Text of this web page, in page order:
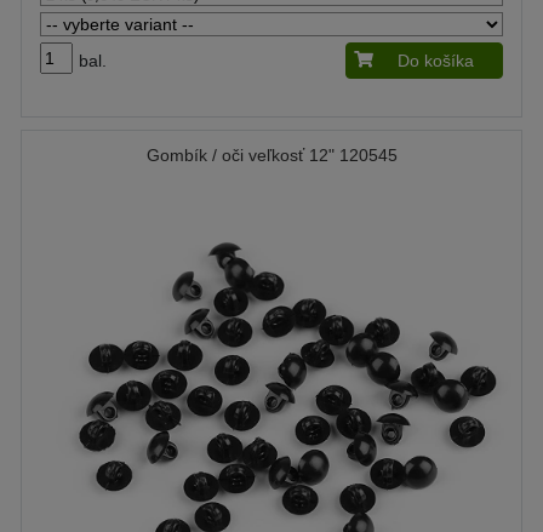
bal. Do košíka
Gombík / oči veľkosť 12" 120545